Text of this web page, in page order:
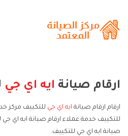
ارقام صيانة ايه اي جي
ارقام ارقام صيانة ايه اي جي للتكييف مركز
للتكييف خدمة عملاء ارقام صيانة ايه اي
صيانة ايه اي جي للتكييف.